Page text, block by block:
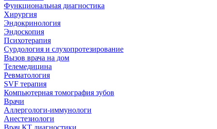
Функциональная диагностика
Хирургия
Эндокринология
Эндоскопия
Психотерапия
Сурдология и слухопротезирование
Вызов врача на дом
Телемедицина
Ревматология
SVF терапия
Компьютерная томография зубов
Врачи
Аллергологи-иммунологи
Анестезиологи
Врач КТ диагностики